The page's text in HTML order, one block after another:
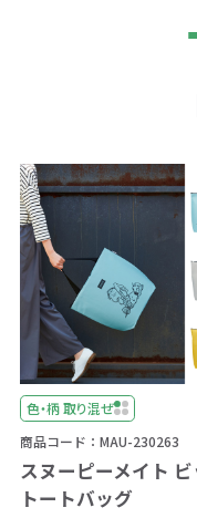
色・柄 取り混ぜ
商品コード：MAU-230263
スヌーピーメイト
トートバッグ